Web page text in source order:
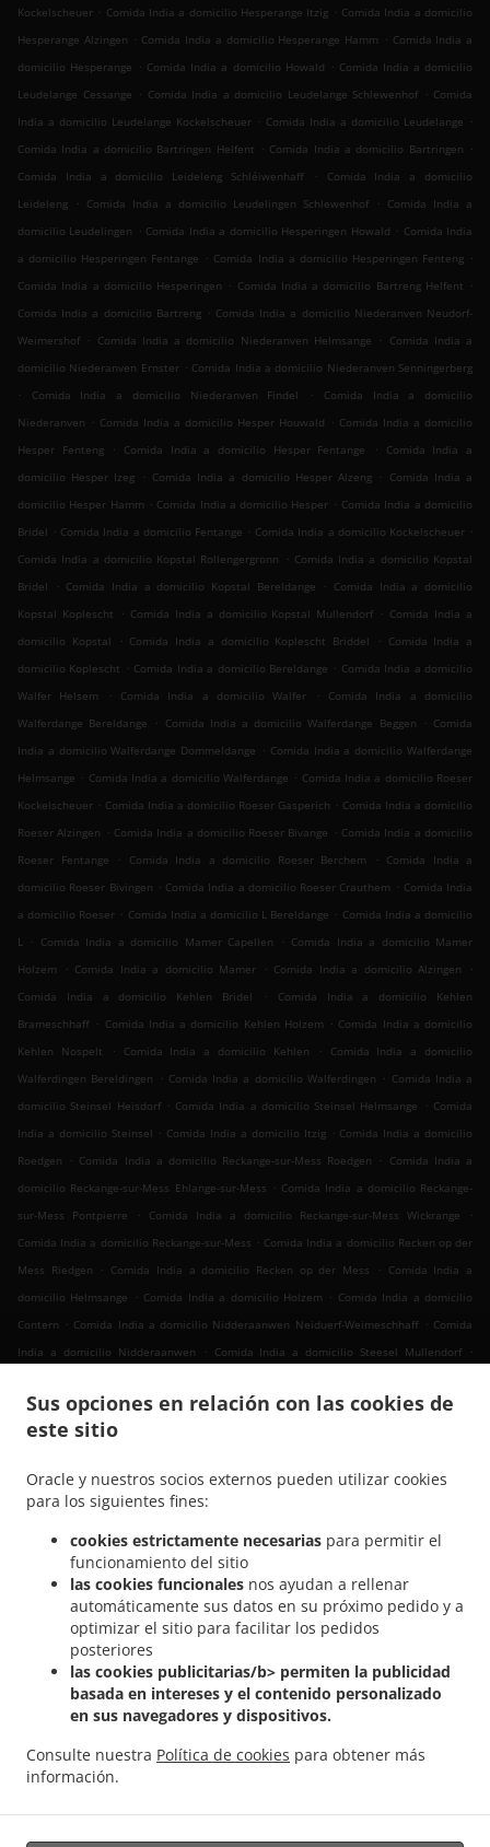
Sus opciones en relación con las cookies de
este sitio
Oracle y nuestros socios externos pueden utilizar cookies
para los siguientes fines:
cookies estrictamente necesarias para permitir el
funcionamiento del sitio
las cookies funcionales nos ayudan a rellenar
automáticamente sus datos en su próximo pedido y a
optimizar el sitio para facilitar los pedidos
posteriores
las cookies publicitarias/b> permiten la publicidad
basada en intereses y el contenido personalizado
en sus navegadores y dispositivos.
Consulte nuestra Política de cookies para obtener más
información.
Kockelscheuer . Comida India a domicilio Hesperange Itzig . Comida India a domicilio
Hesperange Alzingen . Comida India a domicilio Hesperange Hamm . Comida India a
domicilio Hesperange . Comida India a domicilio Howald . Comida India a domicilio
Leudelange Cessange . Comida India a domicilio Leudelange Schlewenhof . Comida
India a domicilio Leudelange Kockelscheuer . Comida India a domicilio Leudelange .
Comida India a domicilio Bartringen Helfent . Comida India a domicilio Bartringen .
Comida India a domicilio Leideleng Schléiwenhaff
.
Comida India a domicilio
Leideleng
. Comida India a domicilio Leudelingen Schlewenhof . Comida India a
domicilio Leudelingen . Comida India a domicilio Hesperingen Howald . Comida India
a domicilio Hesperingen Fentange . Comida India a domicilio Hesperingen Fenteng .
Comida India a domicilio Hesperingen . Comida India a domicilio Bartreng Helfent .
Comida India a domicilio Bartreng . Comida India a domicilio Niederanven Neudorf-
Weimershof . Comida India a domicilio Niederanven Helmsange . Comida India a
domicilio Niederanven Ernster . Comida India a domicilio Niederanven Senningerberg
.
Comida India a domicilio Niederanven Findel .
Comida India a domicilio
Niederanven . Comida India a domicilio Hesper Houwald . Comida India a domicilio
Hesper Fenteng
. Comida India a domicilio Hesper Fentange .
Comida India a
domicilio Hesper Izeg
. Comida India a domicilio Hesper Alzeng . Comida India a
domicilio Hesper Hamm . Comida India a domicilio Hesper . Comida India a domicilio
Bridel . Comida India a domicilio Fentange . Comida India a domicilio Kockelscheuer .
Comida India a domicilio Kopstal Rollengergronn
. Comida India a domicilio Kopstal
Bridel
. Comida India a domicilio Kopstal Bereldange . Comida India a domicilio
Kopstal Koplescht
. Comida India a domicilio Kopstal Mullendorf . Comida India a
domicilio Kopstal
. Comida India a domicilio Koplescht Briddel . Comida India a
domicilio Koplescht . Comida India a domicilio Bereldange . Comida India a domicilio
Walfer Helsem
. Comida India a domicilio Walfer .
Comida India a domicilio
Walferdange Bereldange
. Comida India a domicilio Walferdange Beggen . Comida
India a domicilio Walferdange Dommeldange . Comida India a domicilio Walferdange
Helmsange . Comida India a domicilio Walferdange . Comida India a domicilio Roeser
Kockelscheuer . Comida India a domicilio Roeser Gasperich . Comida India a domicilio
Roeser Alzingen . Comida India a domicilio Roeser Bivange . Comida India a domicilio
Roeser Fentange
. Comida India a domicilio Roeser Berchem . Comida India a
domicilio Roeser Bivingen . Comida India a domicilio Roeser Crauthem . Comida India
a domicilio Roeser . Comida India a domicilio L Bereldange . Comida India a domicilio
L . Comida India a domicilio Mamer Capellen . Comida India a domicilio Mamer
Holzem
. Comida India a domicilio Mamer . Comida India a domicilio Alzingen
.
Comida India a domicilio Kehlen Bridel
.
Comida India a domicilio Kehlen
Brameschhaff . Comida India a domicilio Kehlen Holzem . Comida India a domicilio
Kehlen Nospelt
. Comida India a domicilio Kehlen .
Comida India a domicilio
Walferdingen Bereldingen
. Comida India a domicilio Walferdingen . Comida India a
domicilio Steinsel Heisdorf . Comida India a domicilio Steinsel Helmsange . Comida
India a domicilio Steinsel . Comida India a domicilio Itzig . Comida India a domicilio
Roedgen
. Comida India a domicilio Reckange-sur-Mess Roedgen . Comida India a
domicilio Reckange-sur-Mess Ehlange-sur-Mess . Comida India a domicilio Reckange-
sur-Mess Pontpierre
. Comida India a domicilio Reckange-sur-Mess Wickrange
.
Comida India a domicilio Reckange-sur-Mess . Comida India a domicilio Recken op der
Mess Riedgen
. Comida India a domicilio Recken op der Mess . Comida India a
domicilio Helmsange
. Comida India a domicilio Holzem . Comida India a domicilio
Contern . Comida India a domicilio Nidderaanwen Neiduerf-Weimeschhaff . Comida
India a domicilio Nidderaanwen
. Comida India a domicilio Steesel Mullendorf
.
domicilio Bettembourg Abweiler
. Comida India a domicilio Bettembourg
Comida
India a domicilio Mondercange Pontpierre
Comida India a domicilio Mullendorf . Comida India a domicilio Heisdorf . Comida
domicilio Bivange . Comida India a domicilio Livange
Comida India a domicilio
Weiler zum Tuer . Comida India a domicilio Weiler-la-Tour Hassel
domicilio Weiler-la-Tour
. Comida India a domicilio Monnerich Steinbrücken
India a domicilio Monnerich . Comida India a domicilio Ehlange-sur-Mess
India a domicilio Kielen
domicilio Findel . Comida India a domicilio Reckingen/Mess Wickringen . Comida India
a domicilio Reckingen/Mess Ehlange-sur-Mess
.
Comida India a domicilio
domicilio Sandweiler Hamm . Comida India a domicilio Sandweiler . Comida India a
domicilio. Ordena comida para llevar